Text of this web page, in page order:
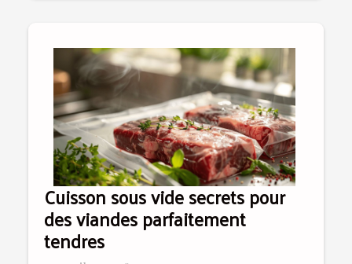
Cuisson sous vide secrets pour
des viandes parfaitement
tendres